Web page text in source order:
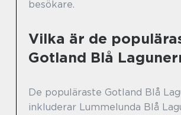
besökare.
Vilka är de
Gotland Blå
De populäraste Gotland Blå
inkluderar Lummelunda Blå